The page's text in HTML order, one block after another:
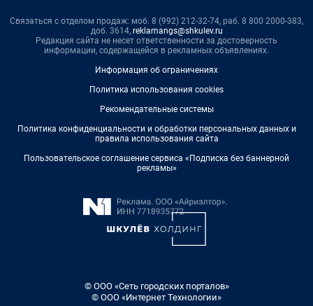
Связаться с отделом продаж: моб. 8 (992) 212-32-74, раб. 8 800 2000-383,
доб. 3614, reklamangs@shkulev.ru
Редакция сайта не несет ответственности за достоверность
информации, содержащейся в рекламных объявлениях.
Информация об ограничениях
Политика использования cookies
Рекомендательные системы
Политика конфиденциальности и обработки персональных данных и
правила использования сайта
Пользовательское соглашение сервиса «Подписка без баннерной
рекламы»
© ООО «Сеть городских порталов»
© ООО «Интернет Технологии»